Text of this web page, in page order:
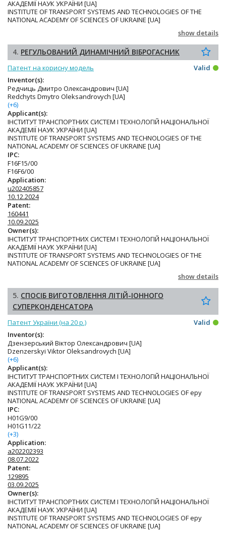
АКАДЕМІЇ НАУК УКРАЇНИ [UA]
INSTITUTE OF TRANSPORT SYSTEMS AND TECHNOLOGIES OF THE
NATIONAL ACADEMY OF SCIENCES OF UKRAINE [UA]
show details
4. РЕГУЛЬОВАНИЙ ДИНАМІЧНИЙ ВІБРОГАСНИК
Патент на корисну модель
Valid
Inventor(s):
Редчиць Дмитро Олександрович [UA]
Redchyts Dmytro Oleksandrovych [UA]
(+6)
Applicant(s):
ІНСТИТУТ ТРАНСПОРТНИХ СИСТЕМ І ТЕХНОЛОГІЙ НАЦІОНАЛЬНОЇ
АКАДЕМІЇ НАУК УКРАЇНИ [UA]
INSTITUTE OF TRANSPORT SYSTEMS AND TECHNOLOGIES OF THE
NATIONAL ACADEMY OF SCIENCES OF UKRAINE [UA]
IPC:
F16F15/00
F16F6/00
Application:
u202405857
10.12.2024
Patent:
160441
10.09.2025
Owner(s):
ІНСТИТУТ ТРАНСПОРТНИХ СИСТЕМ І ТЕХНОЛОГІЙ НАЦІОНАЛЬНОЇ
АКАДЕМІЇ НАУК УКРАЇНИ [UA]
INSTITUTE OF TRANSPORT SYSTEMS AND TECHNOLOGIES OF THE
NATIONAL ACADEMY OF SCIENCES OF UKRAINE [UA]
show details
5. СПОСІБ ВИГОТОВЛЕННЯ ЛІТІЙ-ІОННОГО
СУПЕРКОНДЕНСАТОРА
Патент України (на 20 р.)
Valid
Inventor(s):
Дзензерський Віктор Олександрович [UA]
Dzenzerskyi Viktor Oleksandrovych [UA]
(+6)
Applicant(s):
ІНСТИТУТ ТРАНСПОРТНИХ СИСТЕМ І ТЕХНОЛОГІЙ НАЦІОНАЛЬНОЇ
АКАДЕМІЇ НАУК УКРАЇНИ [UA]
INSTITUTE OF TRANSPORT SYSTEMS AND TECHNOLOGIES OF epy
NATIONAL ACADEMY OF SCIENCES OF UKRAINE [UA]
IPC:
H01G9/00
H01G11/22
(+3)
Application:
a202202393
08.07.2022
Patent:
129895
03.09.2025
Owner(s):
ІНСТИТУТ ТРАНСПОРТНИХ СИСТЕМ І ТЕХНОЛОГІЙ НАЦІОНАЛЬНОЇ
АКАДЕМІЇ НАУК УКРАЇНИ [UA]
INSTITUTE OF TRANSPORT SYSTEMS AND TECHNOLOGIES OF epy
NATIONAL ACADEMY OF SCIENCES OF UKRAINE [UA]